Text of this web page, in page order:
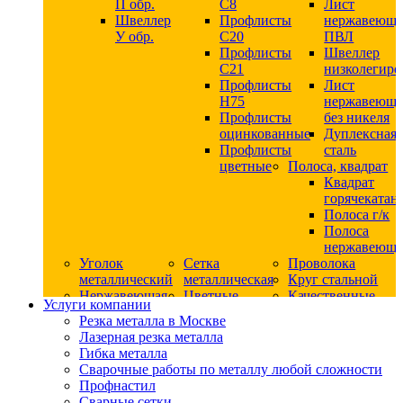
П обр.
Швеллер
У обр.
С8
Профлисты
С20
Профлисты
C21
Профлисты
Н75
Профлисты
оцинкованные
Профлисты
цветные
Лист
ПВЛ
Швеллер
Лист
без никеля
Дуплексная
сталь
Полоса, квадрат
Квадрат
Полоса г/к
Полоса
Уголок
металлический
Сетка
металлическая
Проволока
Круг стальной
Нержавеющая
сталь
Квадрат
нержавеющий
никельсодержащий
Круг
нержавеющий
Цветные
Шестигранник
дюралевый
дюралевый
Качественные
Услуги компании
Резка металла в Москве
Лазерная резка металла
Гибка металла
Сварочные работы по металлу любой сложности
Профнастил